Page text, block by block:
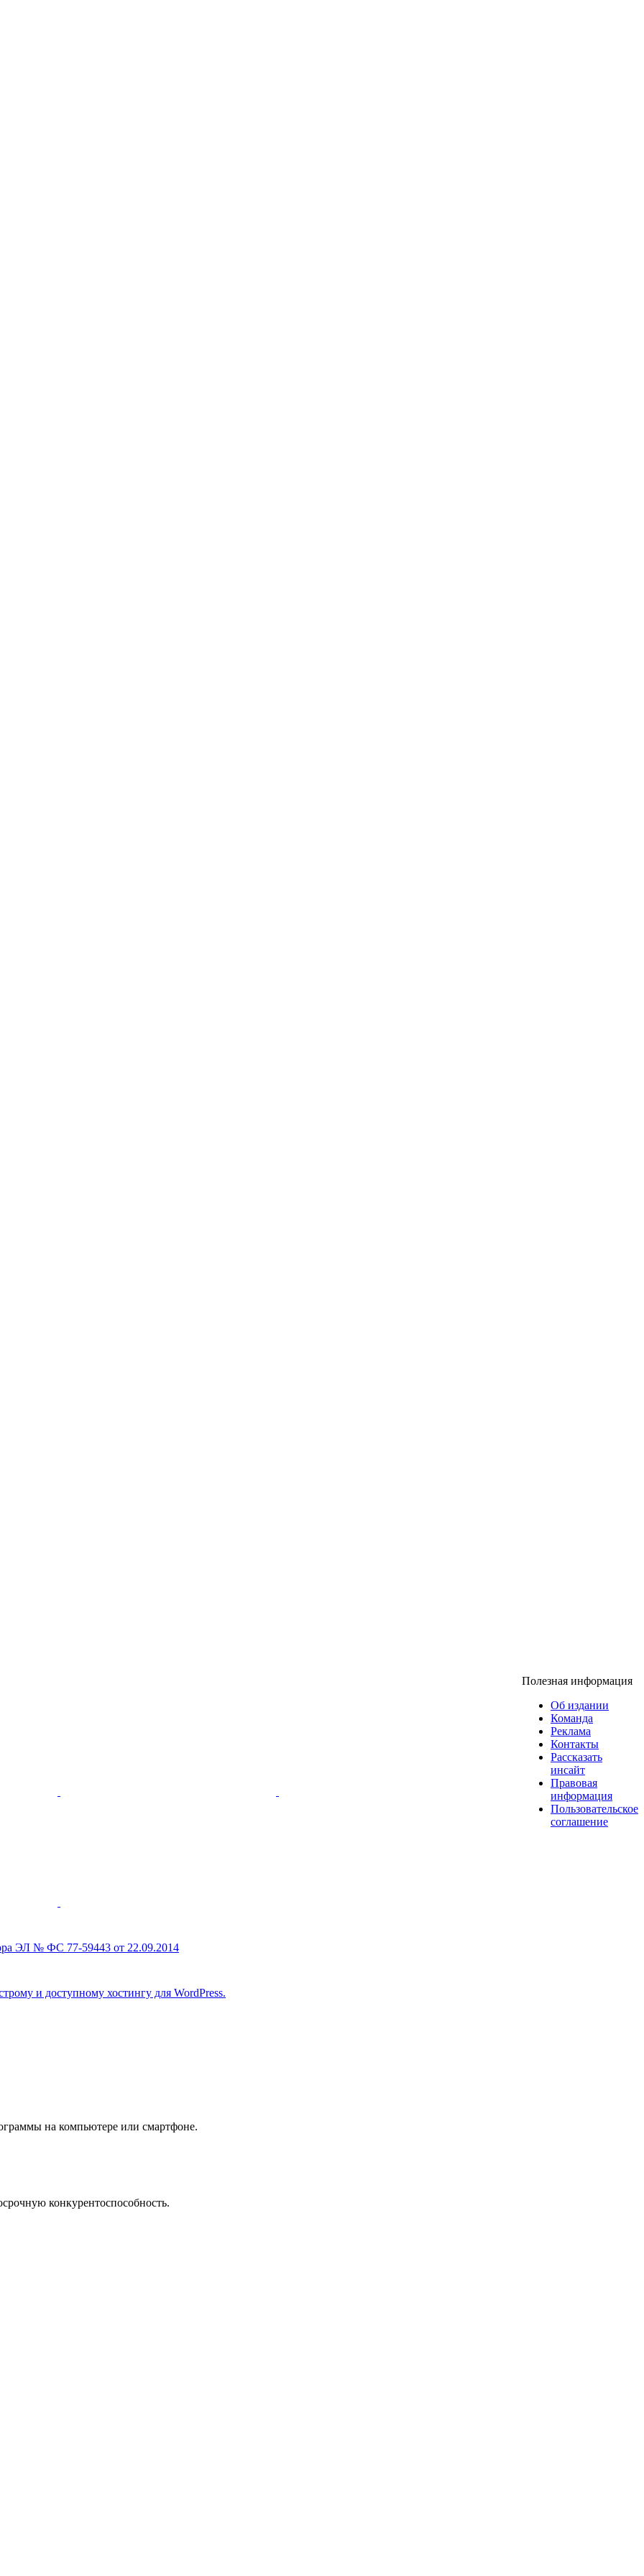
Полезная информация
Об издании
Команда
Реклама
Контакты
Рассказать
инсайт
Правовая
информация
Пользовательское
соглашение
ЭЛ № ФС 77-59443 от 22.09.2014
и доступному хостингу для WordPress.
на компьютере или смартфоне.
конкурентоспособность.